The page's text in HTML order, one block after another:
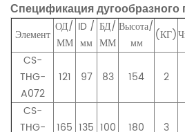
Спецификация дугообразного
Элемент
ОД/
ММ
ID /
мм
БД/
ММ
Высота/
мм
(КГ)
CS-
THG-
A072
121 97 83 154 2
CS-
THG-
165 135 100 180 3